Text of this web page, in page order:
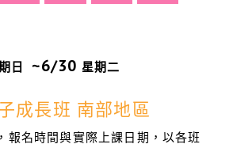
日 ~6/30 星期二
成長班 南部地區
報名時間與實際上課日期，以各班